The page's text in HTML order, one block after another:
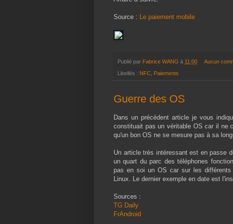
Source : Le paiement mobile
Publié par Fabrice WANG à 11:00 Aucun
Libellés : NFC Paiements
Guerre des OS
Dans un précédent article je vous
constituait pas un véritable OS car il ne
qu'un bon OS ne se mesure pas à sa
Un article très intéressant est en passe
un quart du parc des téléphones
pas en soi un OS car sur les
Linux. Le dernier exemple en date est
Sources :
TG Daily
FrAndroid